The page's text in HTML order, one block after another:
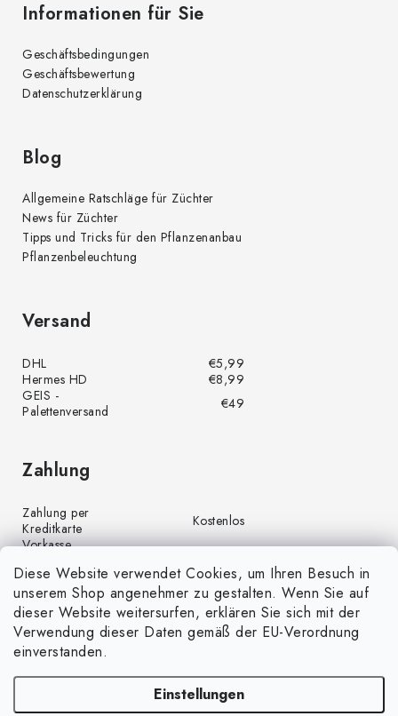
Diese Website verwendet Cookies, um Ihren Besuch in
unserem Shop angenehmer zu gestalten. Wenn Sie auf
dieser Website weitersurfen, erklären Sie sich mit der
Verwendung dieser Daten gemäß der EU-Verordnung
einverstanden.
Einstellungen
Informationen für Sie
Geschäftsbedingungen
Geschäftsbewertung
Datenschutzerklärung
Blog
Allgemeine Ratschläge für Züchter
News für Züchter
Tipps und Tricks für den Pflanzenanbau
Pflanzenbeleuchtung
Versand
DHL
€5,99
Hermes HD
€8,99
GEIS -
Palettenversand
€49
Zahlung
Zahlung per
Kreditkarte
Kostenlos
Vorkasse
Zahlung per PayPal
Kostenlos
Nachnahme
€4,00